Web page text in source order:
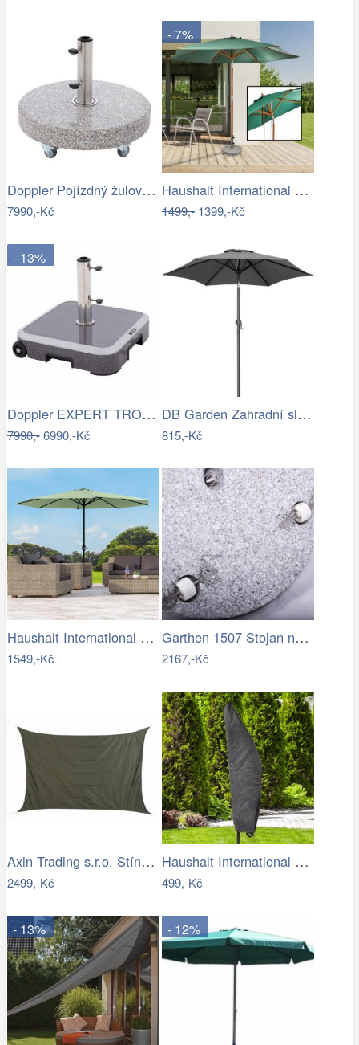
Doppler Pojízdný žulový stojan s…
7990,-Kč
- 7%
Haushalt International Dřevěný…
1499,-1399,-Kč
- 13%
Doppler EXPERT TROLLEY 50kg - pojízdný…
7990,-6990,-Kč
DB Garden Zahradní slunečník Diane…
815,-Kč
Haushalt International Kovový slunečník…
1549,-Kč
Garthen 1507 Stojan na slunečník …
2167,-Kč
Axin Trading s.r.o. Stínící plachta…
2499,-Kč
Haushalt International Ochranný obal na…
499,-Kč
- 13% - 12%